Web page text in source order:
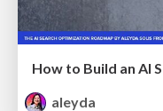
aleyda